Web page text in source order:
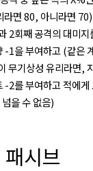
라면 80, 아니라면 70)
2회째 공격의 대미
-1을 부여하고 (같은
무기상성 유리라면,
-2를 부여하고 적에
을 수 없음)
패시브